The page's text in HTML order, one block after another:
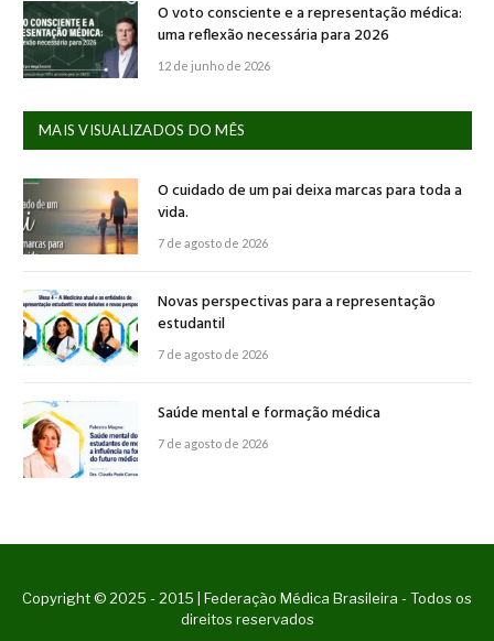
O voto consciente e a representação médica:
uma reflexão necessária para 2026
12 de junho de 2026
MAIS VISUALIZADOS DO MÊS
O cuidado de um pai deixa marcas para toda a
vida.
7 de agosto de 2026
Novas perspectivas para a representação
estudantil
7 de agosto de 2026
Saúde mental e formação médica
7 de agosto de 2026
Copyright © 2025 - 2015 | Federação Médica Brasileira - Todos os
direitos reservados